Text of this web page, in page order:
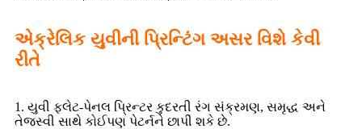
એક્રેલિક યુવીની પ્રિન્ટિંગ અસર વિશે કેવી
રીતે
1. યુવી ફ્લેટ-પેનલ પ્રિન્ટર કુદરતી રંગ સંક્રમણ, સમૃદ્ધ અને
તેજસ્વી સાથે કોઈપણ પેટર્નને છાપી શકે છે.